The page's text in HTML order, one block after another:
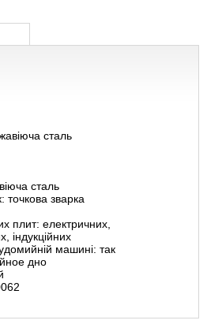
сталь
сталь
точкова зварка
плит: електричних,
індукційних
машині: так
дно